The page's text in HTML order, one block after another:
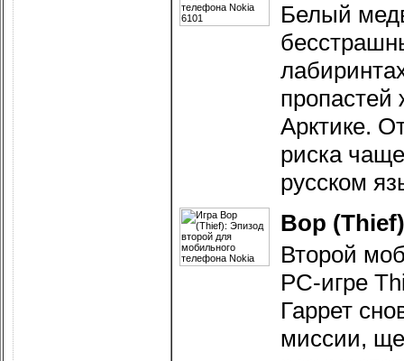
Белый
пропастей
Арктике.
риска
русском
Вор
Второй
PC-игре
Гаррет
миссии,